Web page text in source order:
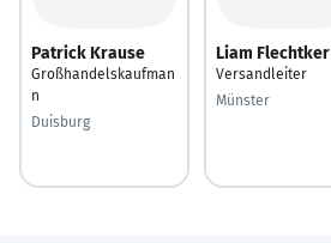
Patrick Krause
Großhandelskaufman
n
Duisburg
Liam Flechtker
Versandleiter
Münster